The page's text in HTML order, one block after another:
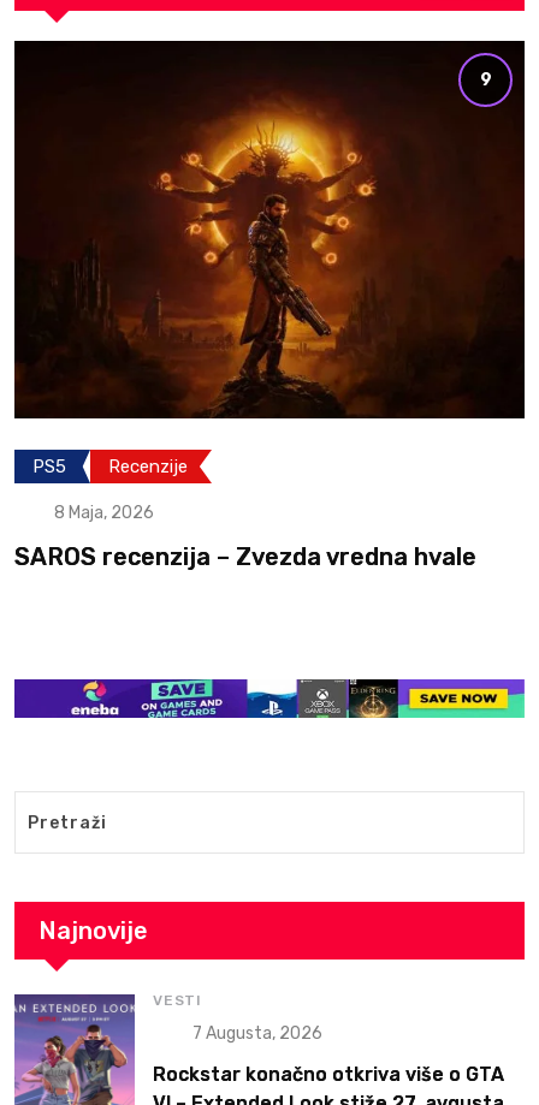
9
PS5 Recenzije
8 Maja, 2026
SAROS recenzija – Zvezda vredna hvale
Najnovije
VESTI
7 Augusta, 2026
Rockstar konačno otkriva više o GTA